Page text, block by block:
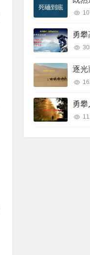
勇
逐光
勇